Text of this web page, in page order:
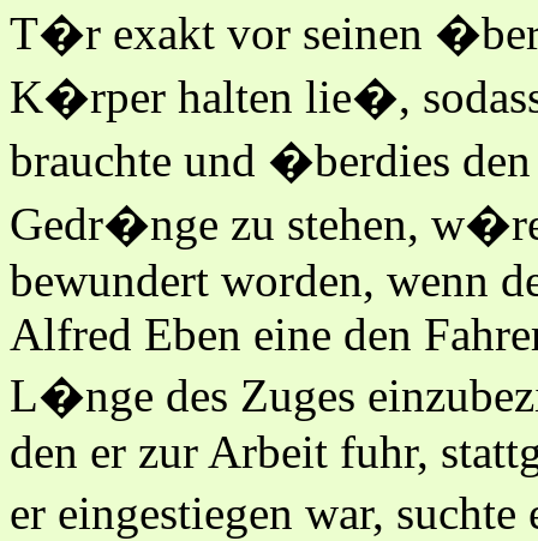
T�r exakt vor seinen
K�rper halten lie�,
brauchte und �berdies
Gedr�nge zu stehen,
bewundert worden, wenn
Alfred Eben eine den
L�nge des Zuges
den er zur Arbeit fuhr,
er eingestiegen war,